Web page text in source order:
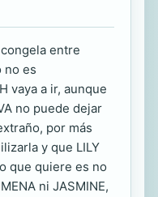
entre
no es
vaya a ir, aunque
no puede dejar
por más
y que LILY
que quiere es no
ni JASMINE,